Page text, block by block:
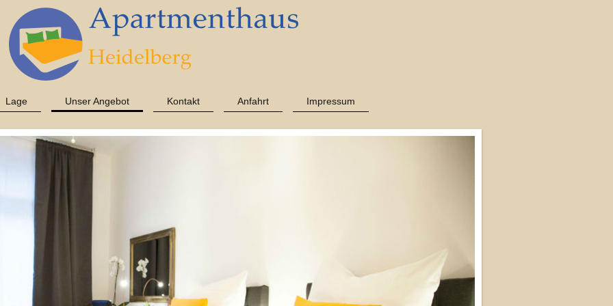
Lage Unser Angebot Kontakt Anfahrt Impressum